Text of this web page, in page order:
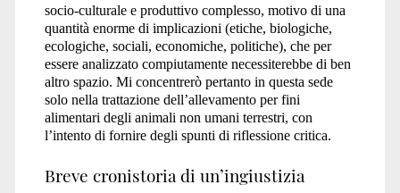
socio-culturale e produttivo complesso, motivo di una
quantità enorme di implicazioni (etiche, biologiche,
ecologiche, sociali, economiche, politiche), che per
essere analizzato compiutamente necessiterebbe di ben
altro spazio. Mi concentrerò pertanto in questa sede
solo nella trattazione dell’allevamento per fini
alimentari degli animali non umani terrestri, con
l’intento di fornire degli spunti di riflessione critica.
Breve cronistoria di un’ingiustizia